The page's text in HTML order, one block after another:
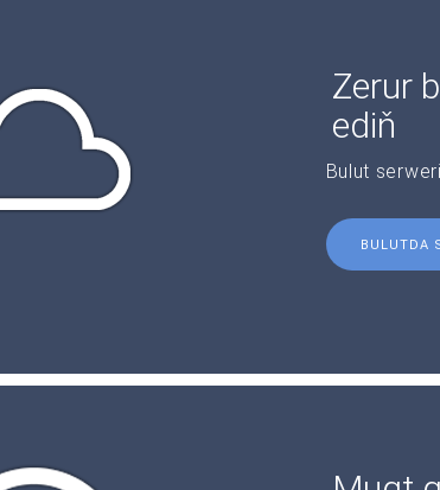
Zerur
ediň
Bulut
BULUTDA